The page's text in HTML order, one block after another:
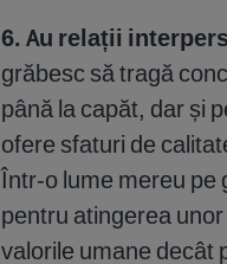
6. Au relații
grăbesc să tragă
până la capăt, dar și
ofere sfaturi de
Într-o lume mereu pe
pentru atingerea
valorile umane decât